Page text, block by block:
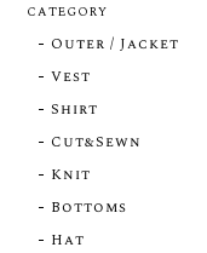
CATEGORY
Outer / Jacket
Vest
Shirt
Cut&Sewn
Knit
Bottoms
Hat